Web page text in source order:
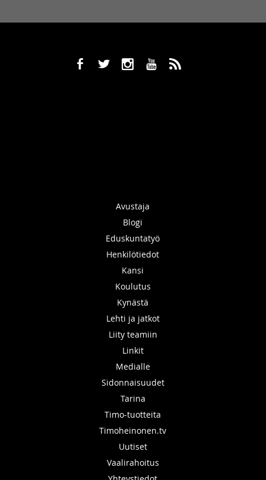
b a x r ,
Avustaja
Blogi
Eduskuntatyö
Henkilötiedot
Kansi
Koulutus
Kynästä
Lehti ja jatkot
Liity teamiin
Linkit
Medialle
Sidonnaisuudet
Tarina
Timo-tuotteita
Timoheinonen.tv
Uutiset
Vaalirahoitus